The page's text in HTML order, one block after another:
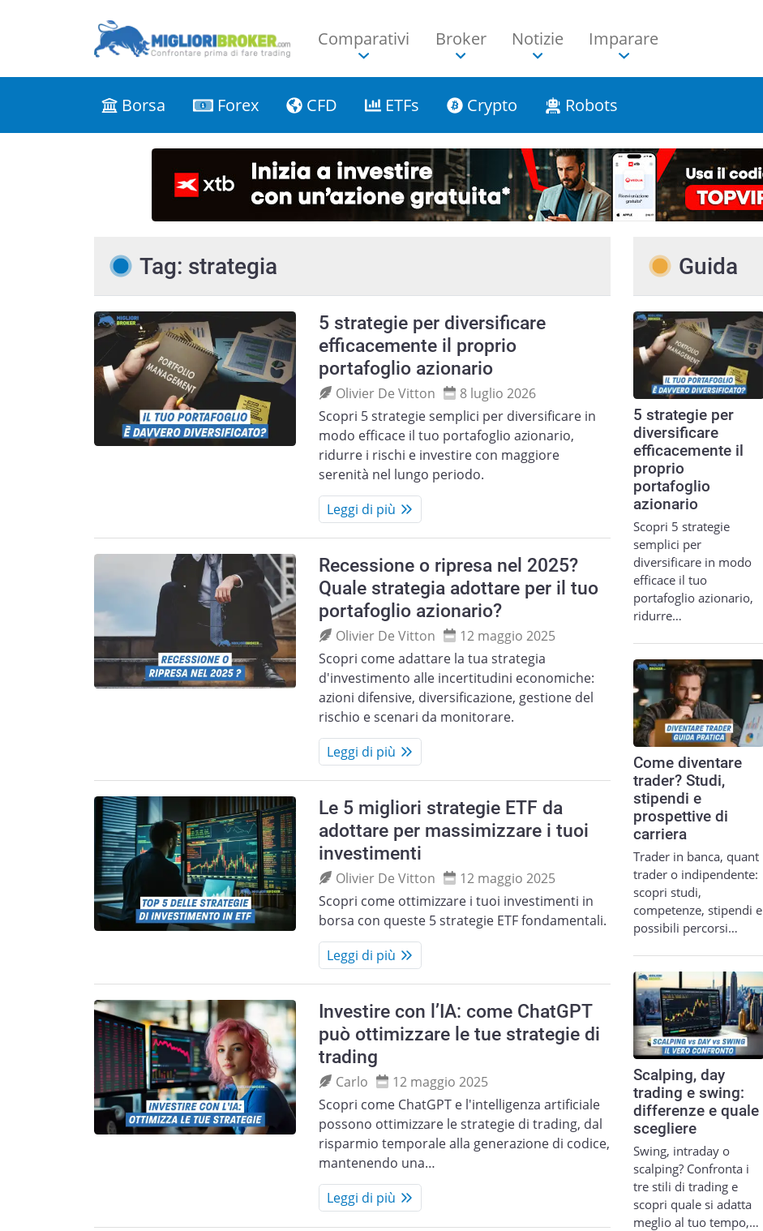
Comparativi Broker Notizie Imparare
Borsa Forex CFD ETFs Crypto Robots
Tag: strategia
5 strategie per diversificare
efficacemente il proprio
portafoglio azionario
Olivier De Vitton
8 luglio 2026
Scopri 5 strategie semplici per diversificare in
modo efficace il tuo portafoglio azionario,
ridurre i rischi e investire con maggiore
serenità nel lungo periodo.
Leggi di più
Recessione o ripresa nel 2025?
Quale strategia adottare per il tuo
portafoglio azionario?
Olivier De Vitton
12 maggio 2025
Scopri come adattare la tua strategia
d'investimento alle incertitudini economiche:
azioni difensive, diversificazione, gestione del
rischio e scenari da monitorare.
Leggi di più
Le 5 migliori strategie ETF da
adottare per massimizzare i tuoi
investimenti
Olivier De Vitton
12 maggio 2025
Scopri come ottimizzare i tuoi investimenti in
borsa con queste 5 strategie ETF fondamentali.
Leggi di più
Investire con l’IA: come ChatGPT
può ottimizzare le tue strategie di
trading
Carlo
12 maggio 2025
Scopri come ChatGPT e l'intelligenza artificiale
possono ottimizzare le strategie di trading, dal
risparmio temporale alla generazione di codice,
mantenendo una…
Leggi di più
Guida
5 strategie per
diversificare
efficacemente il
proprio
portafoglio
azionario
Scopri 5 strategie
semplici per
diversificare in modo
efficace il tuo
portafoglio azionario,
ridurre…
Come diventare
trader? Studi,
stipendi e
prospettive di
carriera
Trader in banca, quant
trader o indipendente:
scopri studi,
competenze, stipendi e
possibili percorsi…
Scalping, day
trading e swing:
differenze e quale
scegliere
Swing, intraday o
scalping? Confronta i
tre stili di trading e
scopri quale si adatta
meglio al tuo tempo,…